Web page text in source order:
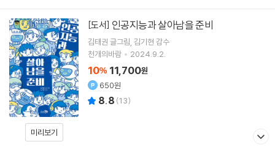
미리보기
[도서] 인공지능과 살아남을 준비
김태권 글그림 김기현 감수
천개의바람
2024.9.2.
10% 11,700원
650원
8.8 (13)